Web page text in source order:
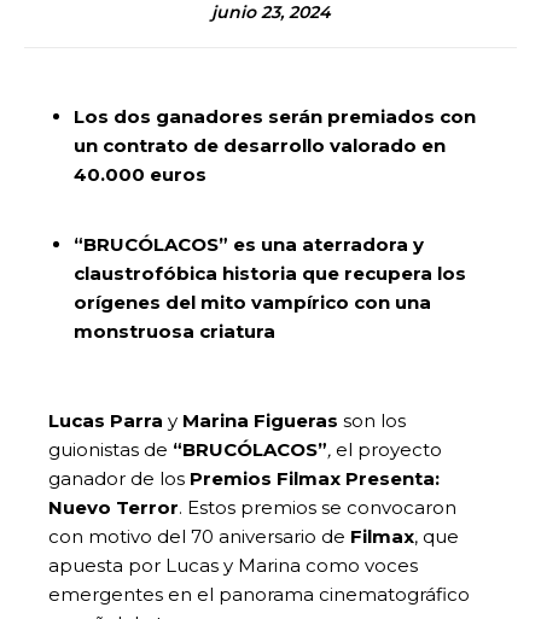
junio 23, 2024
Los dos ganadores serán premiados con
un contrato de desarrollo valorado en
40.000 euros
“BRUCÓLACOS” es una aterradora y
claustrofóbica historia que recupera los
orígenes del mito vampírico con una
monstruosa criatura
Lucas Parra y Marina Figueras son los
guionistas de “BRUCÓLACOS”, el proyecto
ganador de los Premios Filmax Presenta:
Nuevo Terror. Estos premios se convocaron
con motivo del 70 aniversario de Filmax, que
apuesta por Lucas y Marina como voces
emergentes en el panorama cinematográfico